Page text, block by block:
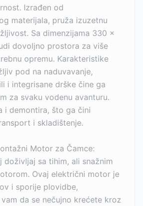
Izrađen od
materijala, pruža izuzetnu
Sa dimenzijama 330 x
dovoljno prostora za više
opremu. Karakteristike
pod na naduvavanje,
i integrisane drške čine ga
za svaku vodenu avanturu.
i demontira, što ga čini
i skladištenje.
Motor za Čamce:
doživljaj sa tihim, ali snažnim
Ovaj električni motor je
i sporije plovidbe,
da se nečujno krećete kroz